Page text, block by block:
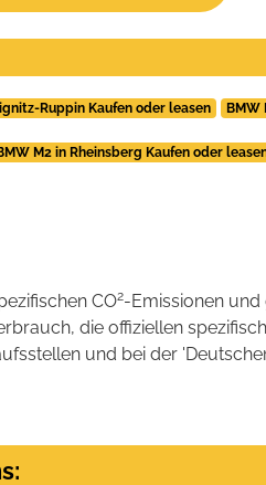
Ruppin Kaufen oder leasen BMW
M2 in Rheinsberg Kaufen oder
CO2-Emissionen
die offiziellen
und bei der